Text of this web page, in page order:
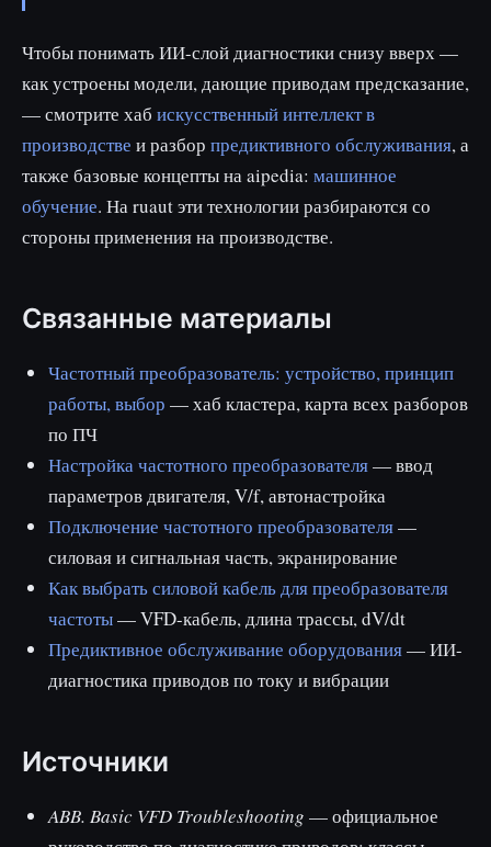
Чтобы понимать ИИ-слой диагностики снизу вверх —
как устроены модели, дающие приводам предсказание,
— смотрите хаб искусственный интеллект в
производстве и разбор предиктивного обслуживания, а
также базовые концепты на aipedia: машинное
обучение. На ruaut эти технологии разбираются со
стороны применения на производстве.
Связанные материалы
Частотный преобразователь: устройство, принцип
работы, выбор — хаб кластера, карта всех разборов
по ПЧ
Настройка частотного преобразователя— ввод
параметров двигателя, V/f, автонастройка
Подключение частотного преобразователя—
силовая и сигнальная часть, экранирование
Как выбрать силовой кабель для преобразователя
частоты— VFD-кабель, длина трассы, dV/dt
Предиктивное обслуживание оборудования— ИИ-
диагностика приводов по току и вибрации
Источники
ABB. Basic VFD Troubleshooting — официальное